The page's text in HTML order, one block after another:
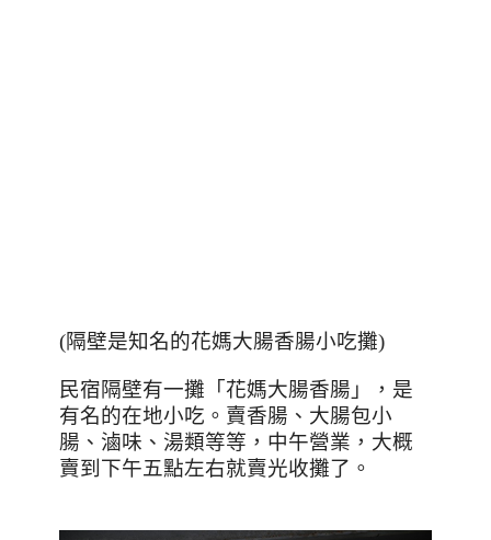
(隔壁是知名的花媽大腸香腸小吃攤)
民宿隔壁有一攤「花媽大腸香腸」，是
有名的在地小吃。賣香腸、大腸包小
腸、滷味、湯類等等，中午營業，大概
賣到下午五點左右就賣光收攤了。